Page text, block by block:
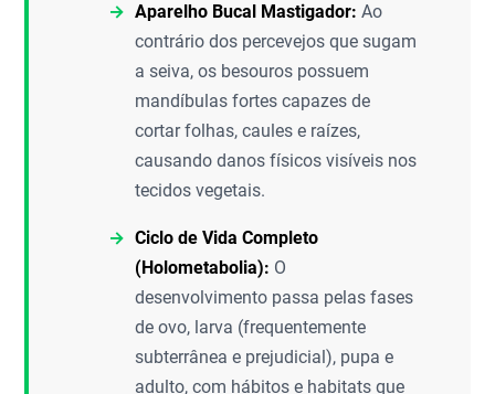
Aparelho Bucal Mastigador: Ao
contrário dos percevejos que sugam
a seiva, os besouros possuem
mandíbulas fortes capazes de
cortar folhas, caules e raízes,
causando danos físicos visíveis nos
tecidos vegetais.
Ciclo de Vida Completo
(Holometabolia): O
desenvolvimento passa pelas fases
de ovo, larva (frequentemente
subterrânea e prejudicial), pupa e
adulto, com hábitos e habitats que